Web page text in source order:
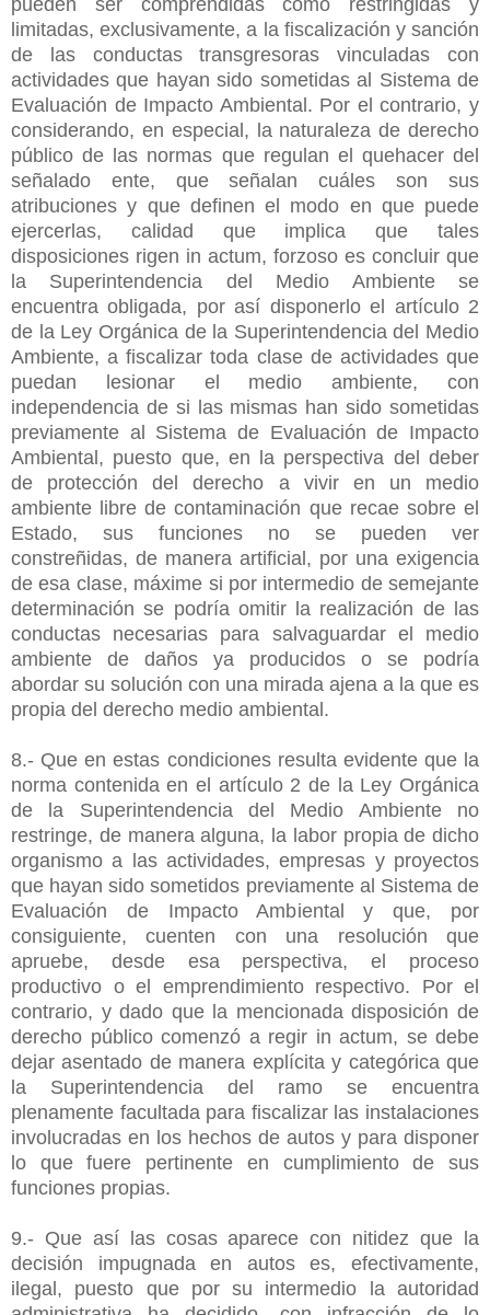
limitadas, exclusivamente, a la fiscalización y sanción
de las conductas transgresoras vinculadas con
actividades que hayan sido sometidas al Sistema de
Evaluación de Impacto Ambiental. Por el contrario, y
considerando, en especial, la naturaleza de derecho
público de las normas que regulan el quehacer del
señalado ente, que señalan cuáles son sus
atribuciones y que definen el modo en que puede
ejercerlas, calidad que implica que tales
disposiciones rigen in actum, forzoso es concluir que
la Superintendencia del Medio Ambiente se
encuentra obligada, por así disponerlo el artículo 2
de la Ley Orgánica de la Superintendencia del Medio
Ambiente, a fiscalizar toda clase de actividades que
puedan lesionar el medio ambiente, con
independencia de si las mismas han sido sometidas
previamente al Sistema de Evaluación de Impacto
Ambiental, puesto que, en la perspectiva del deber
de protección del derecho a vivir en un medio
ambiente libre de contaminación que recae sobre el
Estado, sus funciones no se pueden ver
constreñidas, de manera artificial, por una exigencia
de esa clase, máxime si por intermedio de semejante
determinación se podría omitir la realización de las
conductas necesarias para salvaguardar el medio
ambiente de daños ya producidos o se podría
abordar su solución con una mirada ajena a la que es
propia del derecho medio ambiental.
8.- Que en estas condiciones resulta evidente que la
norma contenida en el artículo 2 de la Ley Orgánica
de la Superintendencia del Medio Ambiente no
restringe, de manera alguna, la labor propia de dicho
organismo a las actividades, empresas y proyectos
que hayan sido sometidos previamente al Sistema de
Evaluación de Impacto Ambiental y que, por
consiguiente, cuenten con una resolución que
apruebe, desde esa perspectiva, el proceso
productivo o el emprendimiento respectivo. Por el
contrario, y dado que la mencionada disposición de
derecho público comenzó a regir in actum, se debe
dejar asentado de manera explícita y categórica que
la Superintendencia del ramo se encuentra
plenamente facultada para fiscalizar las instalaciones
involucradas en los hechos de autos y para disponer
lo que fuere pertinente en cumplimiento de sus
funciones propias.
9.- Que así las cosas aparece con nitidez que la
decisión impugnada en autos es, efectivamente,
ilegal, puesto que por su intermedio la autoridad